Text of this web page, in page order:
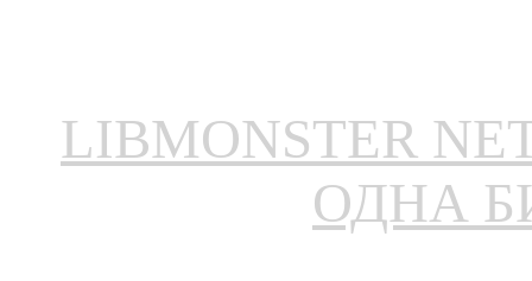
LIBMONSTER
ОДНА